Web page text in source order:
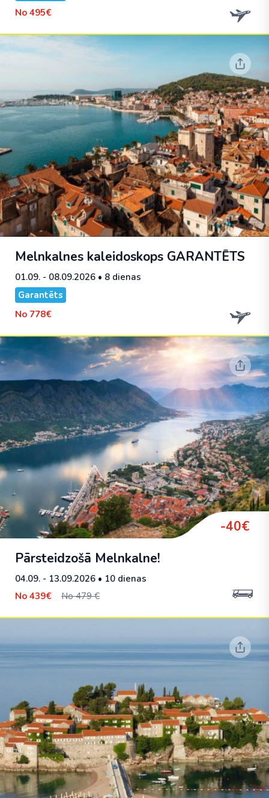
No 495€
Melnkalnes kaleidoskops GARANTĒTS
01.09. - 08.09.2026 • 8 dienas
Garantēts
No 778€
-40€
Pārsteidzošā Melnkalne!
04.09. - 13.09.2026 • 10 dienas
No 439€ No 479 €